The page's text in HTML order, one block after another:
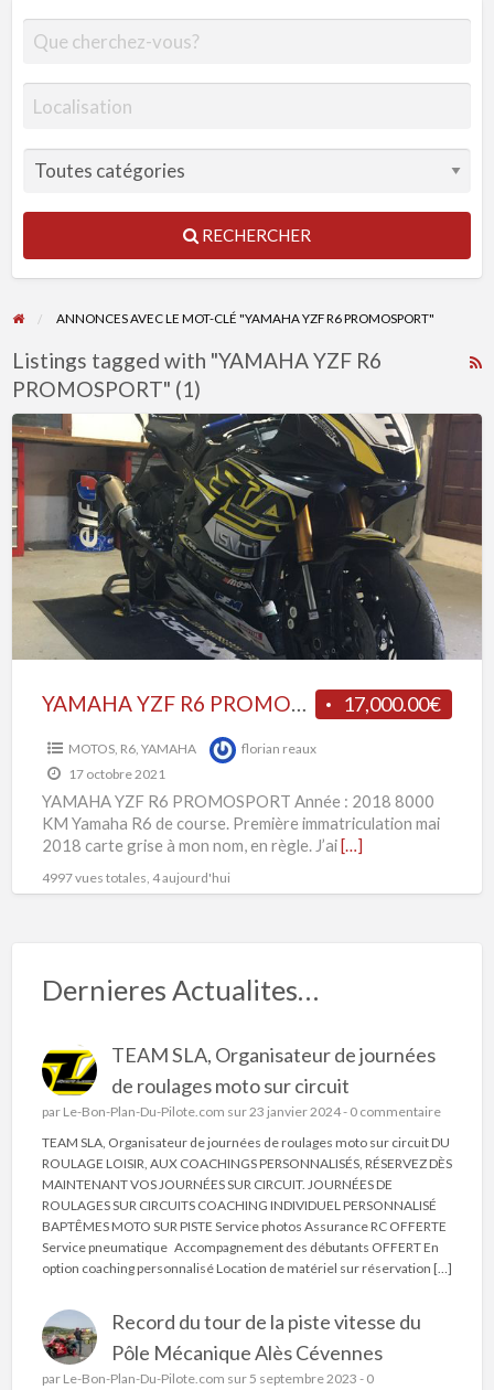
RECHERCHER
ANNONCES AVEC LE MOT-CLÉ "YAMAHA YZF R6 PROMOSPORT"
Listings tagged with "YAMAHA YZF R6
PROMOSPORT" (1)
YAMAHA
YZF
R6
PROMOSPORT
17,000.00€
YAMAHA YZF R6 PROMOSPORT
MOTOS, R6, YAMAHA
florian reaux
17 octobre 2021
YAMAHA YZF R6 PROMOSPORT Année : 2018 8000
KM Yamaha R6 de course. Première immatriculation mai
2018 carte grise à mon nom, en règle. J’ai[…]
4997 vues totales, 4 aujourd'hui
Dernieres Actualites…
TEAM SLA, Organisateur de journées
de roulages moto sur circuit
par Le-Bon-Plan-Du-Pilote.com sur 23 janvier 2024 - 0 commentaire
TEAM SLA, Organisateur de journées de roulages moto sur circuit DU
ROULAGE LOISIR, AUX COACHINGS PERSONNALISÉS, RÉSERVEZ DÈS
MAINTENANT VOS JOURNÉES SUR CIRCUIT. JOURNÉES DE
ROULAGES SUR CIRCUITS COACHING INDIVIDUEL PERSONNALISÉ
BAPTÊMES MOTO SUR PISTE Service photos Assurance RC OFFERTE
Service pneumatique Accompagnement des débutants OFFERT En
option coaching personnalisé Location de matériel sur réservation […]
Record du tour de la piste vitesse du
Pôle Mécanique Alès Cévennes
par Le-Bon-Plan-Du-Pilote.com sur 5 septembre 2023 - 0